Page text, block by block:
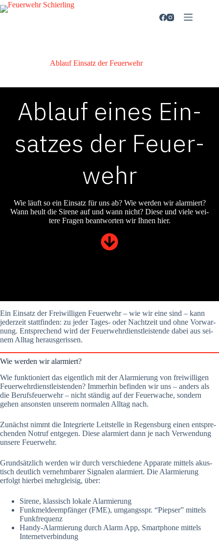
Zum
Inhalt
Ablauf Ein­satz der Feu­er­wehr
Ablauf eines Ein­
sat­zes der Feu­er­
wehr
Wie läuft so ein Ein­satz für uns ab? Wie wer­den wir alar­miert?
Wann heult die Sire­ne auf und wann nicht? Die­se und vie­le wei­
te­re Fra­gen beant­wor­ten wir Ihnen hier.
Ein Ein­satz der Frei­wil­li­gen Feu­er­wehr – wie wir eine sind – kann
jeder­zeit statt­fin­den: zu jeder Tages- oder Nacht­zeit und ohne Vor­war­
nung. Ent­spre­chend wird der Feu­er­wehr­dienst­leis­ten­de dabei aus sei­
nem All­tag her­aus­ge­ris­sen.
Wie wer­den wir alar­miert?
Wie funk­tio­niert das eigent­lich mit der Alar­mie­rung von frei­wil­li­gen
Feu­er­wehr­dienst­leis­ten­den? Immer­hin befin­den wir uns – anders als
die Berufs­feu­er­wehr – nicht stän­dig auf der Feu­er­wa­che, son­dern
gehen ansons­ten unse­rem nor­ma­len All­tag nach.
Zunächst nimmt die Inte­grier­te Leit­stel­le in Regens­burg einen ent­spre­
chen­den Not­ruf ent­ge­gen. Die­se alar­miert dann je nach Ver­wen­dung
unse­re Feu­er­wehr.
Grund­sätz­lich wer­den wir durch ver­schie­de­ne Appa­ra­te mit­tels akus­
tisch deut­lich ver­nehm­ba­rer Signa­len alar­miert. Die Alar­mie­rung
erfolgt hier­bei mehr­glei­sig, über:
Sire­ne, klas­sisch loka­le Alar­mie­rung
Funk­mel­de­emp­fän­ger (FME), umgangsspr. “Piep­ser” mit­tels
Funk­fre­quenz
Han­dy-Alar­mie­rung durch Alarm App, Smart­phone mit­tels
Inter­net­ver­bin­dung